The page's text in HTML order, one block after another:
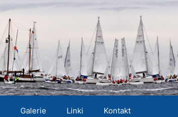
Galerie Linki Kontakt